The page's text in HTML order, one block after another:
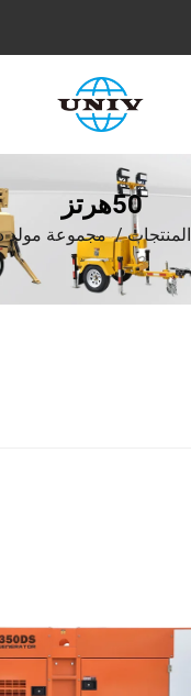
50هرتز
المنتجات/مجموعة مولد